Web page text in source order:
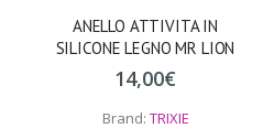
ANELLO ATTIVITA IN
SILICONE LEGNO MR LION
14,00€
Brand: TRIXIE